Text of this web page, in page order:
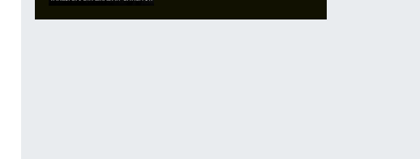
Liradan Satılıyor